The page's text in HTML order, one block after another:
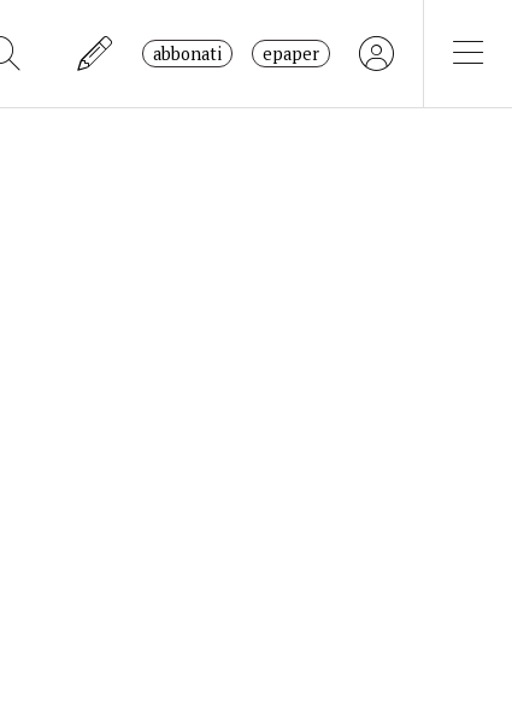
abbonati epaper